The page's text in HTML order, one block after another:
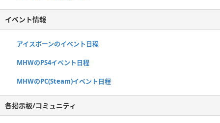
イベント情報
アイスボーンのイベント日程
MHWのPS4イベント日程
MHWのPC(Steam)イベント日程
各掲示板/コミュニティ